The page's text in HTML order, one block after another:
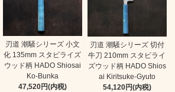
刃道 潮騒シリーズ 小文
化 135mm スタビライズ
ウッド柄 HADO Shiosai
Ko-Bunka
47,520円(内税)
刃道 潮騒シリーズ 切付
牛刀 210mm スタビライ
ズウッド柄 HADO Shios
ai Kiritsuke-Gyuto
54,120円(内税)